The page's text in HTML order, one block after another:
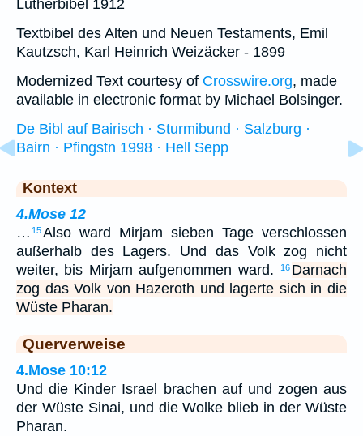
Lutherbibel 1912
Textbibel des Alten und Neuen Testaments, Emil
Kautzsch, Karl Heinrich Weizäcker - 1899
Modernized Text courtesy of Crosswire.org, made
available in electronic format by Michael Bolsinger.
De Bibl auf Bairisch · Sturmibund · Salzburg ·
Bairn · Pfingstn 1998 · Hell Sepp
Kontext
4.Mose 12
… 15Also ward Mirjam sieben Tage verschlossen
außerhalb des Lagers. Und das Volk zog nicht
weiter, bis Mirjam aufgenommen ward.
16 Darnach
zog das Volk von Hazeroth und lagerte sich in die
Wüste Pharan.
Querverweise
4.Mose 10:12
Und die Kinder Israel brachen auf und zogen aus
der Wüste Sinai, und die Wolke blieb in der Wüste
Pharan.